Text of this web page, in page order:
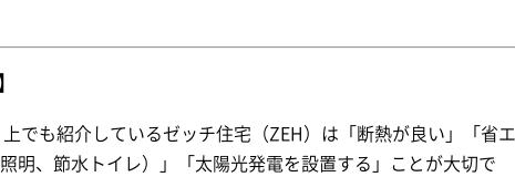
でも紹介しているゼッチ住宅（ZEH）は「断熱が良い」「省エ
明、節水トイレ）」「太陽光発電を設置する」ことが大切で